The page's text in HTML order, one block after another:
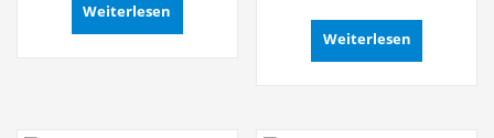
Weiterlesen
Weiterlesen